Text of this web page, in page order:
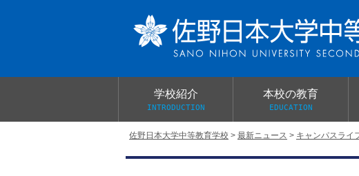
佐野日本大学中等教育学校 > 最新ニュース > キャンパスライ
学校紹介
INTRODUCTION
本校の教育
EDUCATION